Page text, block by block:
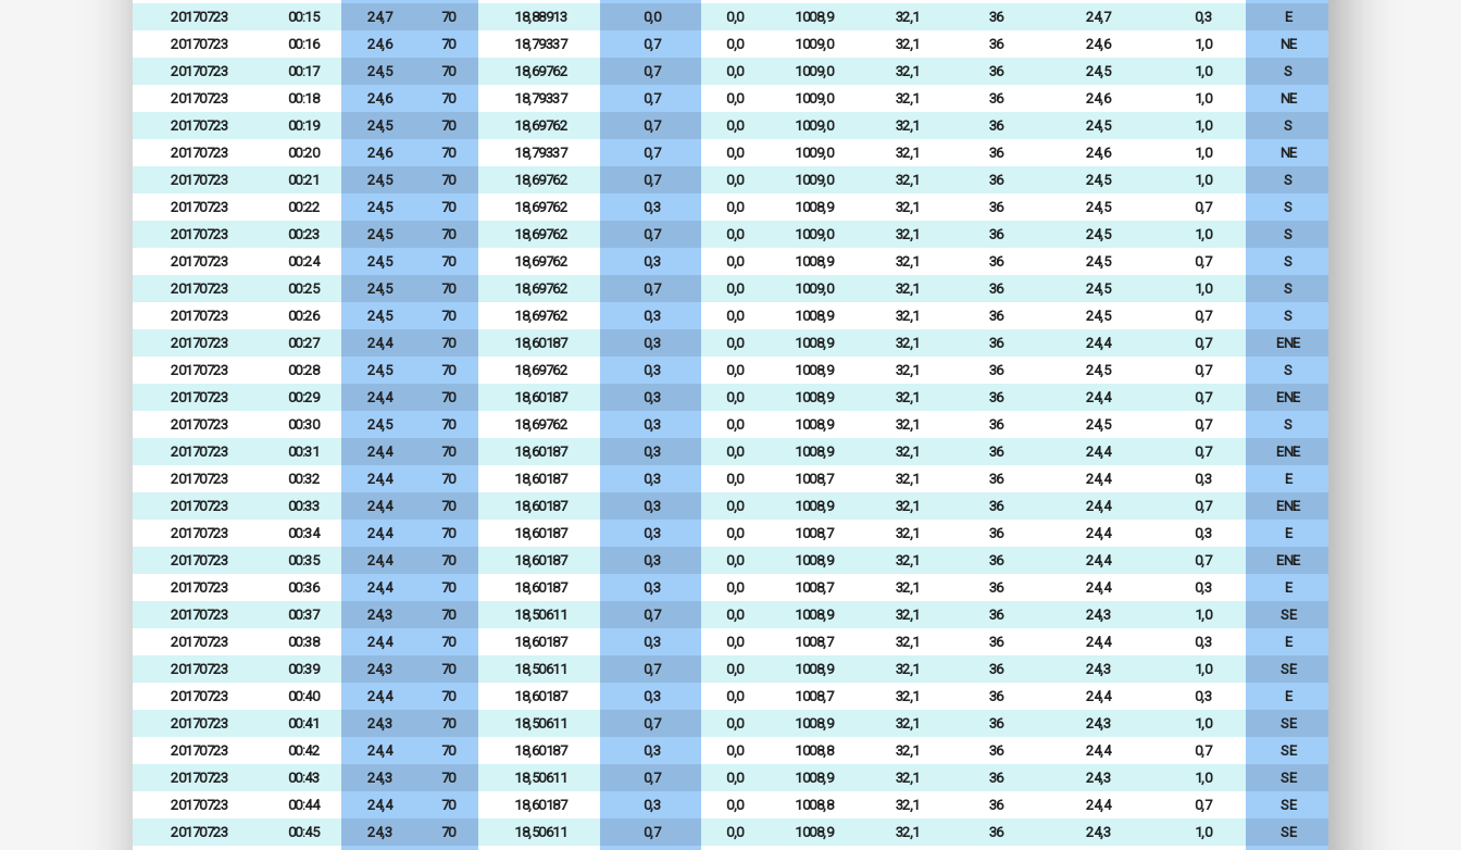
20170723
00:15 24,7 70 18,88913 0,0 0,0 1008,9 32,1 36 24,7 0,3
E
20170723
00:16 24,6 70 18,79337 0,7 0,0 1009,0 32,1 36 24,6 1,0
NE
20170723
00:17 24,5 70 18,69762 0,7 0,0 1009,0 32,1 36 24,5 1,0
S
20170723
00:18 24,6 70 18,79337 0,7 0,0 1009,0 32,1 36 24,6 1,0
NE
20170723
00:19 24,5 70 18,69762 0,7 0,0 1009,0 32,1 36 24,5 1,0
S
20170723
00:20 24,6 70 18,79337 0,7 0,0 1009,0 32,1 36 24,6 1,0
NE
20170723
00:21 24,5 70 18,69762 0,7 0,0 1009,0 32,1 36 24,5 1,0
S
20170723
00:22 24,5 70 18,69762 0,3 0,0 1008,9 32,1 36 24,5 0,7
S
20170723
00:23 24,5 70 18,69762 0,7 0,0 1009,0 32,1 36 24,5 1,0
S
20170723
00:24 24,5 70 18,69762 0,3 0,0 1008,9 32,1 36 24,5 0,7
S
20170723
00:25 24,5 70 18,69762 0,7 0,0 1009,0 32,1 36 24,5 1,0
S
20170723
00:26 24,5 70 18,69762 0,3 0,0 1008,9 32,1 36 24,5 0,7
S
20170723
00:27 24,4 70 18,60187 0,3 0,0 1008,9 32,1 36 24,4 0,7
ENE
20170723
00:28 24,5 70 18,69762 0,3 0,0 1008,9 32,1 36 24,5 0,7
S
20170723
00:29 24,4 70 18,60187 0,3 0,0 1008,9 32,1 36 24,4 0,7
ENE
20170723
00:30 24,5 70 18,69762 0,3 0,0 1008,9 32,1 36 24,5 0,7
S
20170723
00:31 24,4 70 18,60187 0,3 0,0 1008,9 32,1 36 24,4 0,7
ENE
20170723
00:32 24,4 70 18,60187 0,3 0,0 1008,7 32,1 36 24,4 0,3
E
20170723
00:33 24,4 70 18,60187 0,3 0,0 1008,9 32,1 36 24,4 0,7
ENE
20170723
00:34 24,4 70 18,60187 0,3 0,0 1008,7 32,1 36 24,4 0,3
E
20170723
00:35 24,4 70 18,60187 0,3 0,0 1008,9 32,1 36 24,4 0,7
ENE
20170723
00:36 24,4 70 18,60187 0,3 0,0 1008,7 32,1 36 24,4 0,3
E
20170723
00:37 24,3 70 18,50611 0,7 0,0 1008,9 32,1 36 24,3 1,0
SE
20170723
00:38 24,4 70 18,60187 0,3 0,0 1008,7 32,1 36 24,4 0,3
E
20170723
00:39 24,3 70 18,50611 0,7 0,0 1008,9 32,1 36 24,3 1,0
SE
20170723
00:40 24,4 70 18,60187 0,3 0,0 1008,7 32,1 36 24,4 0,3
E
20170723
00:41 24,3 70 18,50611 0,7 0,0 1008,9 32,1 36 24,3 1,0
SE
20170723
00:42 24,4 70 18,60187 0,3 0,0 1008,8 32,1 36 24,4 0,7
SE
20170723
00:43 24,3 70 18,50611 0,7 0,0 1008,9 32,1 36 24,3 1,0
SE
20170723
00:44 24,4 70 18,60187 0,3 0,0 1008,8 32,1 36 24,4 0,7
SE
20170723
00:45 24,3 70 18,50611 0,7 0,0 1008,9 32,1 36 24,3 1,0
SE